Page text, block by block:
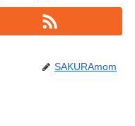
SAKURAmom